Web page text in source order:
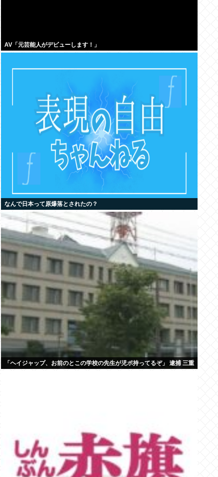
AV「元芸能人がデビューします！」
なんで日本って原爆落とされたの？
「ヘイジャップ、お前のとこの学校の先生が児ポ持ってるぞ」 逮捕 三重